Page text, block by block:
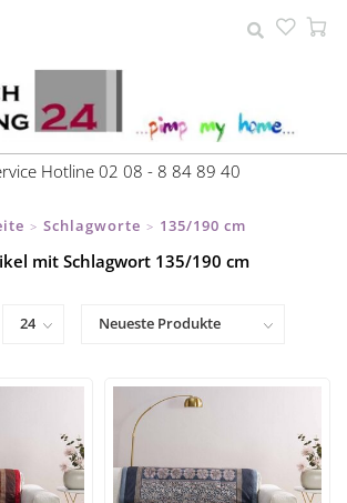
Hotline 02 08 - 8 84 89 40
> Schlagworte > 135/190 cm
mit Schlagwort 135/190 cm